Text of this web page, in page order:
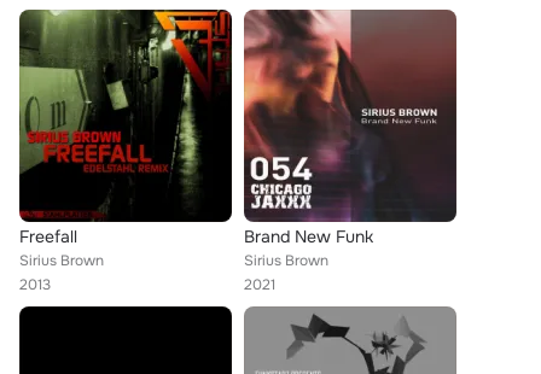
Freefall
Sirius Brown
2013
Brand New Funk
Sirius Brown
2021